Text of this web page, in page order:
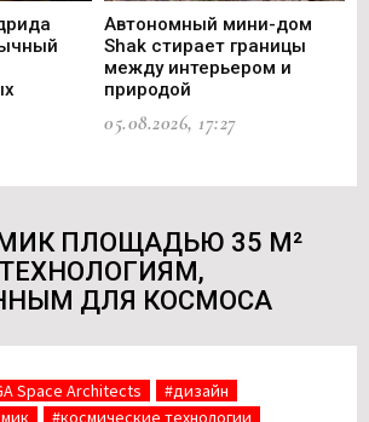
Автономный мини-дом
Shak стирает границы
между интерьером и
природой
05.08.2026, 17:27
ПЛОЩАДЬЮ 35 М²
ДЛЯ КОСМОСА
Space Architects
#дизайн
#космические технологии